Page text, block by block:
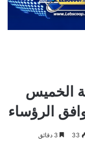
الخميس
الرؤساء
33